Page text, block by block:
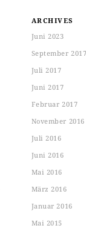
ARCHIVES
Juni 2023
September
Juli 2017
Juni 2017
Februar 2017
November 2016
Juli 2016
Juni 2016
Mai 2016
März 2016
Januar 2016
Mai 2015